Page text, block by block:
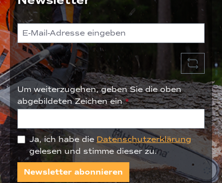
Um weiterzugehen, geben Sie die oben
abgebildeten Zeichen ein*
Ja, ich habe die Datenschutzerklärung
gelesen und stimme dieser zu.
Newsletter abonnieren